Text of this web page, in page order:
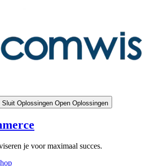
Sluit Oplossingen Open Oplossingen
je voor maximaal succes.